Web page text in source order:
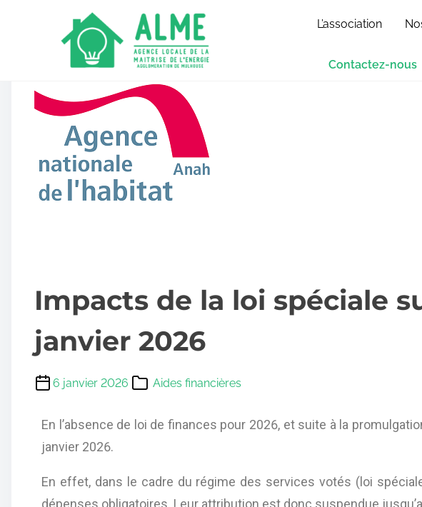
L’association
Contactez-nous
Impacts de la loi spéciale
janvier 2026
6 janvier 2026 Aides financières
En l’absence de loi de finances pour 2026, et suite à la
janvier 2026.
En effet, dans le cadre du régime des services votés (loi
dépenses obligatoires. Leur attribution est donc suspendue